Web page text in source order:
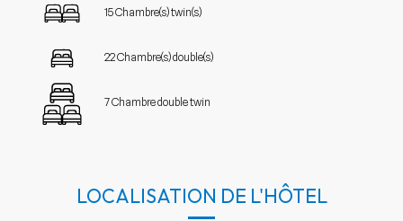
15 Chambre(s) twin(s)
22 Chambre(s) double(s)
7 Chambre double twin
LOCALISATION DE L'HÔTEL